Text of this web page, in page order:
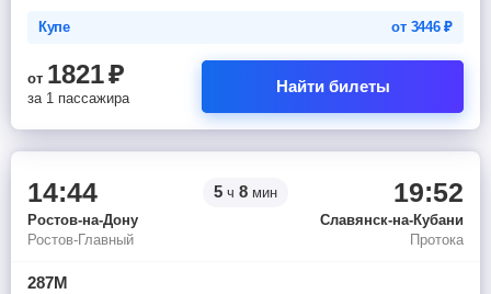
Купе от 3446₽
от 1821₽
за 1 пассажира
Найти билеты
14:44 5 ч 8 мин 19:52
Ростов-на-Дону
Славянск-на-Кубани
Ростов-Главный
Протока
287М